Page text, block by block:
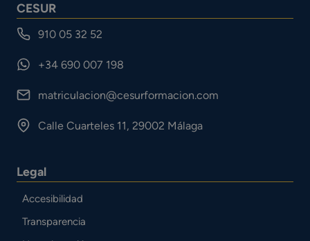
CESUR
910 05 32 52
+34 690 007 198
matriculacion@cesurformacion.com
Calle Cuarteles 11, 29002 Málaga
Legal
Accesibilidad
Transparencia